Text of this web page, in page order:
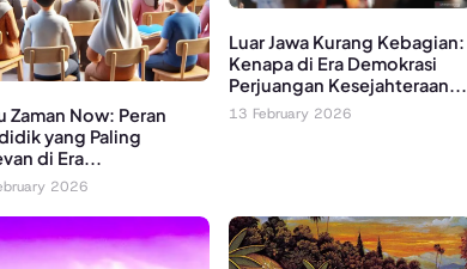
Zaman Now: Peran
yang Paling
di Era...
2026
Luar Jawa Kurang Kebagian:
Kenapa di Era Demokrasi
Perjuangan Kesejahteraan...
13 February 2026